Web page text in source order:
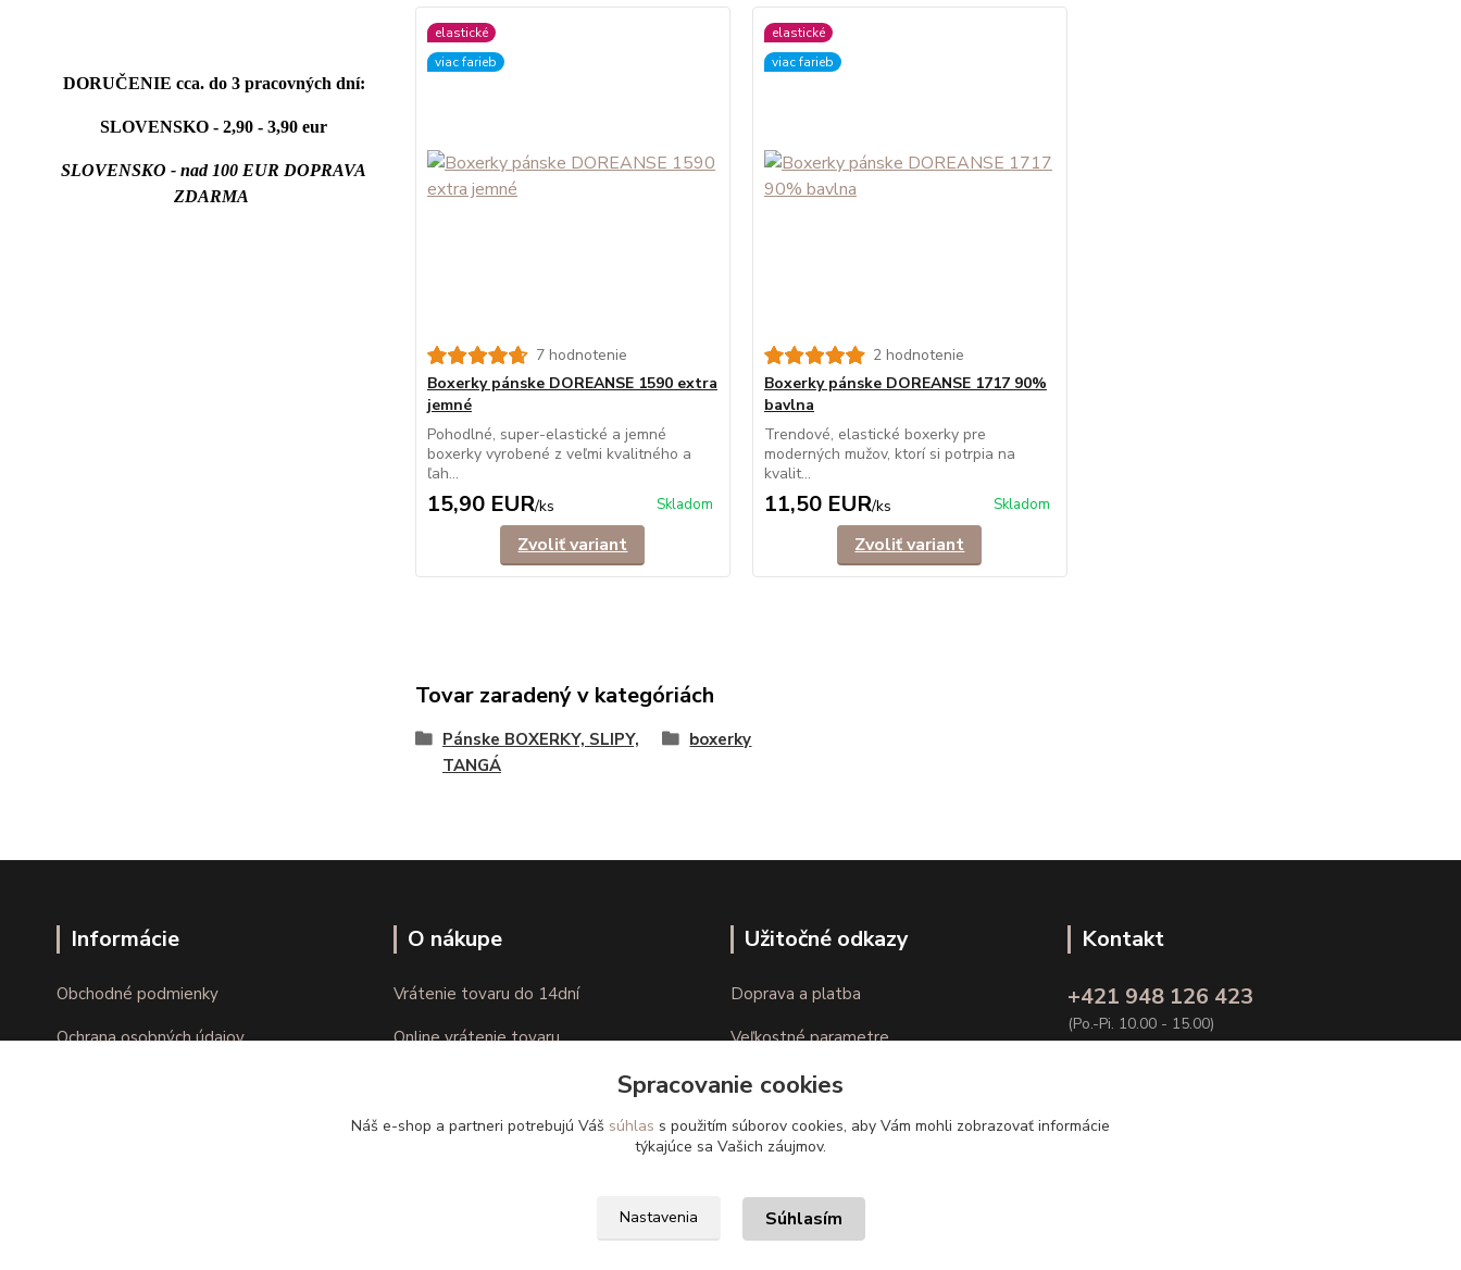
DORUČENIE cca. do 3 pracovných dní:
SLOVENSKO - 2,90 - 3,90 eur
SLOVENSKO - nad 100 EUR DOPRAVA
ZDARMA
elastické
viac farieb
7 hodnotenie
Boxerky pánske DOREANSE 1590 extra
jemné
Pohodlné, super-elastické a jemné
boxerky vyrobené z veľmi kvalitného a
ľah...
15,90 EUR/ks Skladom
Zvoliť variant
elastické
viac farieb
2 hodnotenie
Boxerky pánske DOREANSE 1717 90%
bavlna
Trendové, elastické boxerky pre
moderných mužov, ktorí si potrpia na
kvalit...
11,50 EUR/ks Skladom
Zvoliť variant
Tovar zaradený v kategóriách
Pánske BOXERKY, SLIPY,
TANGÁ
boxerky
Informácie
Obchodné podmienky
Ochrana osobných údajov
O nákupe
Vrátenie tovaru do 14dní
Online vrátenie tovaru
Užitočné odkazy
Doprava a platba
Veľkostné parametre
Ako nakupovať
Kontakt
+421 948 126 423
(Po.-Pi. 10.00 - 15.00)
Spracovanie cookies
Náš e-shop a partneri potrebujú Váš súhlas s použitím súborov cookies, aby Vám mohli zobrazovať informácie
týkajúce sa Vašich záujmov.
Nastavenia Súhlasím